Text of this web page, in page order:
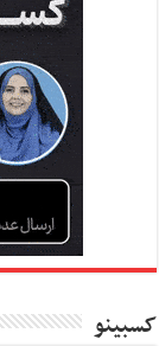
کسبینو